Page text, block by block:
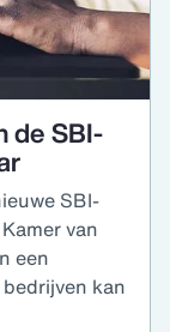
de SBI-
SBI-
van
een
kan